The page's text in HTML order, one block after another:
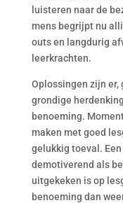
luisteren naar de
mens begrijpt nu
outs en langdurig
leerkrachten.
Oplossingen zijn er,
grondige
benoeming.
maken met goed
gelukkig toeval.
demotiverend als
uitgekeken is op
benoeming dan